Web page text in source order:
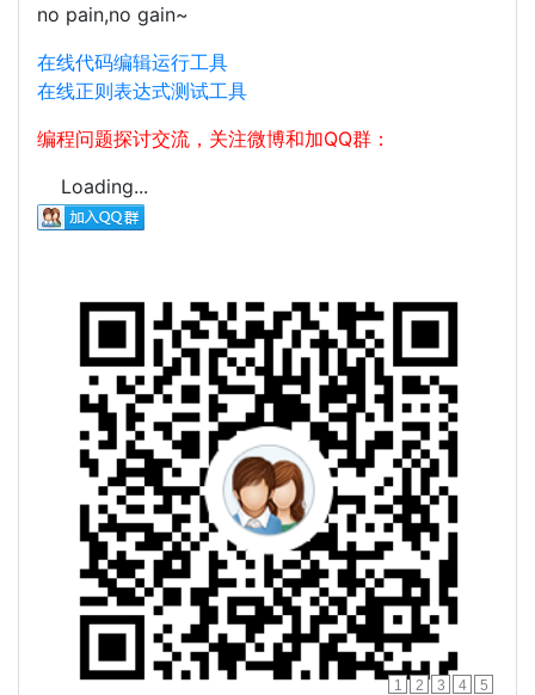
no pain,no gain~
在线代码编辑运行工具
在线正则表达式测试工具
编程问题探讨交流，关注微博和加QQ群：
Loading...
1 2 3 4 5